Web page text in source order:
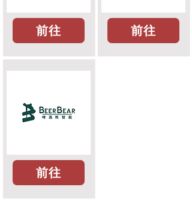
前往
前往
前往